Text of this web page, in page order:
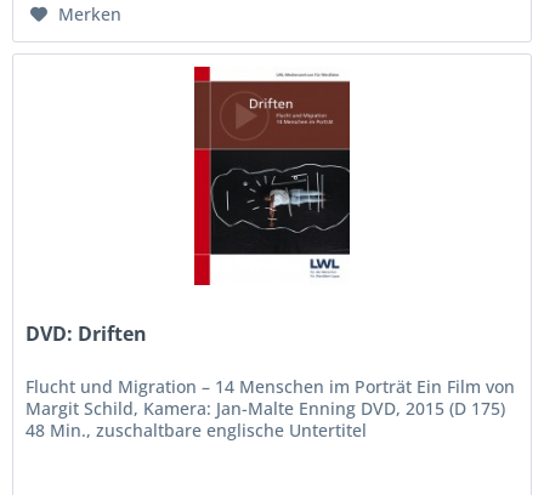
Merken
DVD: Driften
Flucht und Migration – 14 Menschen im Porträt Ein Film von
Margit Schild, Kamera: Jan-Malte Enning DVD, 2015 (D 175)
48 Min., zuschaltbare englische Untertitel